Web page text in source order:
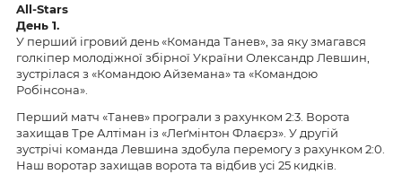
All-Stars
День 1.
У перший ігровий день «Команда Танев», за яку змагався
голкіпер молодіжної збірної України Олександр Левшин,
зустрілася з «Командою Айземана» та «Командою
Робінсона».
Перший матч «Танев» програли з рахунком 2:3. Ворота
захищав Тре Алтіман із «Леґмінтон Флаєрз». У другій
зустрічі команда Левшина здобула перемогу з рахунком 2:0.
Наш воротар захищав ворота та відбив усі 25 кидків.